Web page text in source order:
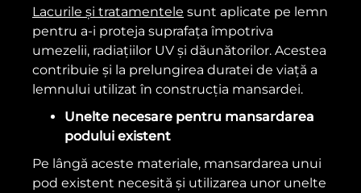
Lacurile și tratamentele sunt aplicate pe lemn
pentru a-i proteja suprafața împotriva
umezelii, radiațiilor UV și dăunătorilor. Acestea
contribuie și la prelungirea duratei de viață a
lemnului utilizat în construcția mansardei.
Unelte necesare pentru mansardarea
podului existent
Pe lângă aceste materiale, mansardarea unui
pod existent necesită și utilizarea unor unelte